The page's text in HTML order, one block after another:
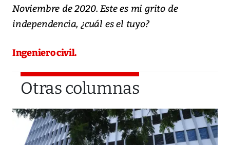
Noviembre de 2020. Este es mi grito de
independencia, ¿cuál es el tuyo?
Ingeniero civil.
Otras columnas